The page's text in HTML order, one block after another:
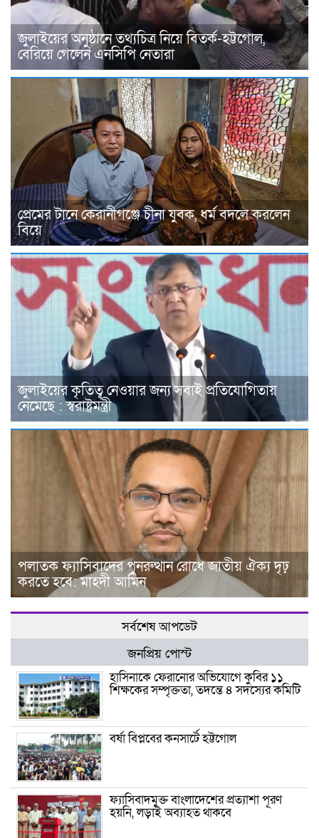
জুলাইয়ের অনুষ্ঠানে তথ্যচিত্র নিয়ে বিতর্ক-হট্টগোল,
বেরিয়ে গেলেন এনসিপি নেতারা
প্রেমের টানে কেরানীগঞ্জে চীনা যুবক, ধর্ম বদলে করলেন
বিয়ে
জুলাইয়ের কৃতিত্ব নেওয়ার জন্য সবাই প্রতিযোগিতায়
নেমেছে : স্বরাষ্ট্রমন্ত্রী
পলাতক ফ্যাসিবাদের পুনরুত্থান রোধে জাতীয় ঐক্য দৃঢ়
করতে হবে: মাহদী আমিন
সর্বশেষ আপডেট
জনপ্রিয় পোস্ট
হাসিনাকে ফেরানোর অভিযোগে কুবির ১১
শিক্ষকের সম্পৃক্ততা, তদন্তে ৪ সদস্যের কমিটি
বর্ষা বিপ্লবের কনসার্টে হট্টগোল
ফ্যাসিবাদমুক্ত বাংলাদেশের প্রত্যাশা পূরণ
হয়নি, লড়াই অব্যাহত থাকবে